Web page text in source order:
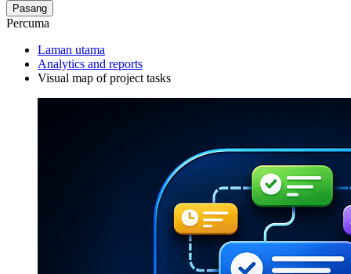
Pasang
Percuma
Laman utama
Analytics and reports
Visual map of project tasks